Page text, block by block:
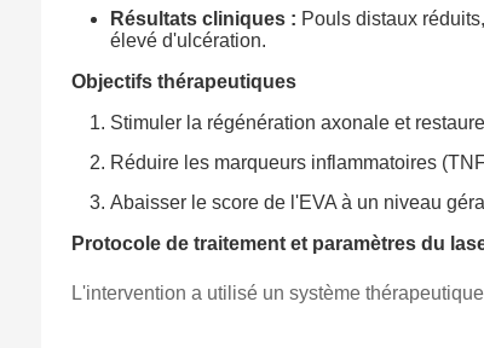
Résultats cliniques : Pouls distaux
élevé d'ulcération.
Objectifs thérapeutiques
Stimuler la régénération axonale et
Réduire les marqueurs inflammatoires
Abaisser le score de l'EVA à un niveau
Protocole de traitement et paramètres du
L'intervention a utilisé un système